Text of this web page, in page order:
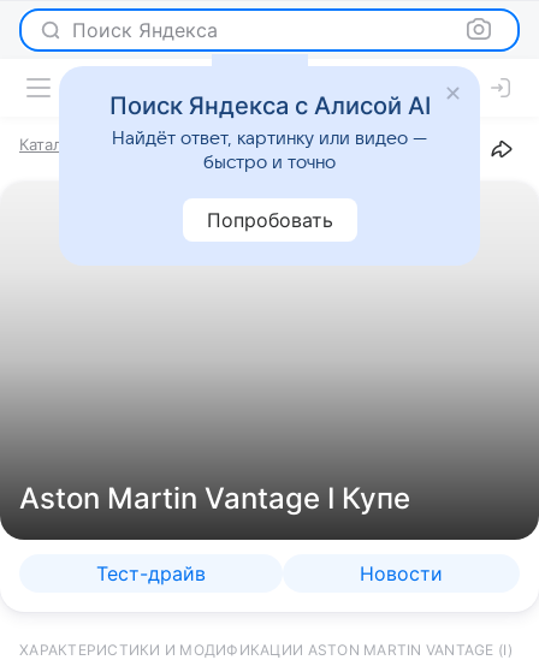
Поиск Яндекса
Каталог Марки Aston Martin Vantage I Купе
Aston Martin Vantage I Купе
Тест-драйв Новости
ХАРАКТЕРИСТИКИ И МОДИФИКАЦИИ ASTON MARTIN VANTAGE (I)
Поиск Яндекса с Алисой AI
Найдёт ответ, картинку или видео —
быстро и точно
Попробовать